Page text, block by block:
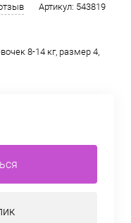
Артикул: 543819
8-14 кг, размер 4,